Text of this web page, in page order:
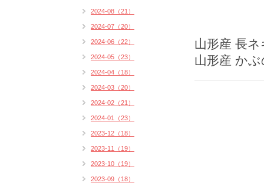
山形産 長
山形産 か
2024-08（21）
2024-07（20）
2024-06（22）
2024-05（23）
2024-04（18）
2024-03（20）
2024-02（21）
2024-01（23）
2023-12（18）
2023-11（19）
2023-10（19）
2023-09（18）